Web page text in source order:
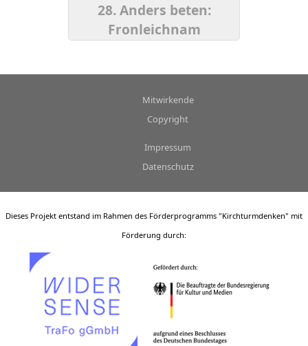
28. Anders beten:
Fronleichnam
Mitwirkende
Copyright
Impressum
Datenschutz
Dieses Projekt entstand im Rahmen des Förderprogramms "Kirchturmdenken" mit
Förderung durch: